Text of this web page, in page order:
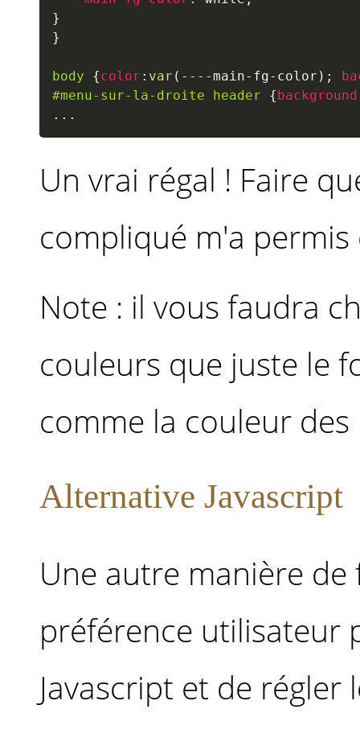
}
}
body {color : var ( ----main-fg-color ) ;
#menu-sur-la-droite header
{
...
Un vrai régal ! Faire
compliqué m'a
Note : il vous faudra
couleurs que juste le
comme la couleur des
Alternative Javascript
Une autre manière
préférence utilisateur
Javascript et de régler